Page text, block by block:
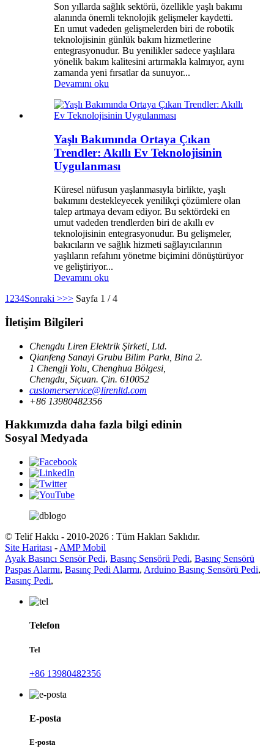
Son yıllarda sağlık sektörü, özellikle yaşlı bakımı
alanında önemli teknolojik gelişmeler kaydetti.
En umut vadeden gelişmelerden biri de robotik
teknolojisinin günlük bakım hizmetlerine
entegrasyonudur. Bu yenilikler sadece yaşlılara
yönelik bakım kalitesini artırmakla kalmıyor, aynı
zamanda yeni fırsatlar da sunuyor...
Devamını oku
Yaşlı Bakımında Ortaya Çıkan
Trendler: Akıllı Ev Teknolojisinin
Uygulanması
Küresel nüfusun yaşlanmasıyla birlikte, yaşlı
bakımını destekleyecek yenilikçi çözümlere olan
talep artmaya devam ediyor. Bu sektördeki en
umut vadeden trendlerden biri de akıllı ev
teknolojisinin entegrasyonudur. Bu gelişmeler,
bakıcıların ve sağlık hizmeti sağlayıcılarının
yaşlıların refahını yönetme biçimini dönüştürüyor
ve geliştiriyor...
Devamını oku
1 234Sonraki >>> Sayfa 1 / 4
İletişim Bilgileri
Chengdu Liren Elektrik Şirketi, Ltd.
Qianfeng Sanayi Grubu Bilim Parkı, Bina 2.
1 Chengji Yolu, Chenghua Bölgesi,
Chengdu, Siçuan. Çin. 610052
customerservice@lirenltd.com
+86 13980482356
Hakkımızda daha fazla bilgi edinin
Sosyal Medyada
© Telif Hakkı - 2010-2026 : Tüm Hakları Saklıdır.
Site Haritası - AMP Mobil
Ayak Basıncı Sensör Pedi, Basınç Sensörü Pedi, Basınç Sensörü
Paspas Alarmı, Basınç Pedi Alarmı, Arduino Basınç Sensörü Pedi,
Basınç Pedi,
Telefon
Tel
+86 13980482356
E-posta
E-posta